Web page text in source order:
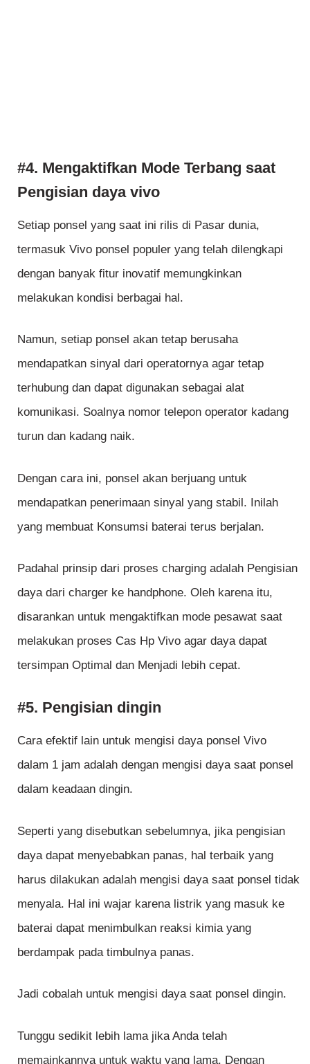
#4. Mengaktifkan Mode Terbang saat
Pengisian daya vivo
Setiap ponsel yang saat ini rilis di Pasar dunia,
termasuk Vivo ponsel populer yang telah dilengkapi
dengan banyak fitur inovatif memungkinkan
melakukan kondisi berbagai hal.
Namun, setiap ponsel akan tetap berusaha
mendapatkan sinyal dari operatornya agar tetap
terhubung dan dapat digunakan sebagai alat
komunikasi. Soalnya nomor telepon operator kadang
turun dan kadang naik.
Dengan cara ini, ponsel akan berjuang untuk
mendapatkan penerimaan sinyal yang stabil. Inilah
yang membuat Konsumsi baterai terus berjalan.
Padahal prinsip dari proses charging adalah Pengisian
daya dari charger ke handphone. Oleh karena itu,
disarankan untuk mengaktifkan mode pesawat saat
melakukan proses Cas Hp Vivo agar daya dapat
tersimpan Optimal dan Menjadi lebih cepat.
#5. Pengisian dingin
Cara efektif lain untuk mengisi daya ponsel Vivo
dalam 1 jam adalah dengan mengisi daya saat ponsel
dalam keadaan dingin.
Seperti yang disebutkan sebelumnya, jika pengisian
daya dapat menyebabkan panas, hal terbaik yang
harus dilakukan adalah mengisi daya saat ponsel tidak
menyala. Hal ini wajar karena listrik yang masuk ke
baterai dapat menimbulkan reaksi kimia yang
berdampak pada timbulnya panas.
Jadi cobalah untuk mengisi daya saat ponsel dingin.
Tunggu sedikit lebih lama jika Anda telah
memainkannya untuk waktu yang lama. Dengan